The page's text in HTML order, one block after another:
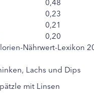
0,23
0,21
0,20
Nährwert-Lexikon
Lachs und Dips
mit Linsen